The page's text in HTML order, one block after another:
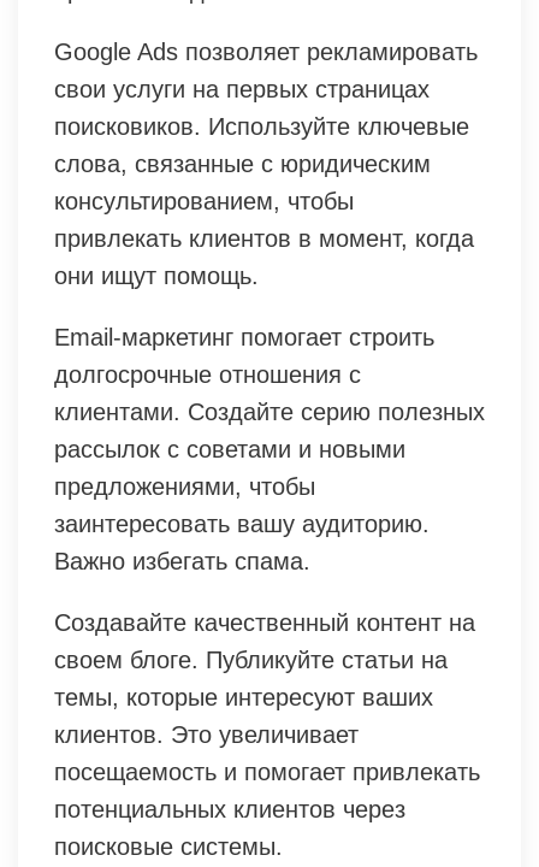
Google Ads позволяет рекламировать
свои услуги на первых страницах
поисковиков. Используйте ключевые
слова, связанные с юридическим
консультированием, чтобы
привлекать клиентов в момент, когда
они ищут помощь.
Email-маркетинг помогает строить
долгосрочные отношения с
клиентами. Создайте серию полезных
рассылок с советами и новыми
предложениями, чтобы
заинтересовать вашу аудиторию.
Важно избегать спама.
Создавайте качественный контент на
своем блоге. Публикуйте статьи на
темы, которые интересуют ваших
клиентов. Это увеличивает
посещаемость и помогает привлекать
потенциальных клиентов через
поисковые системы.